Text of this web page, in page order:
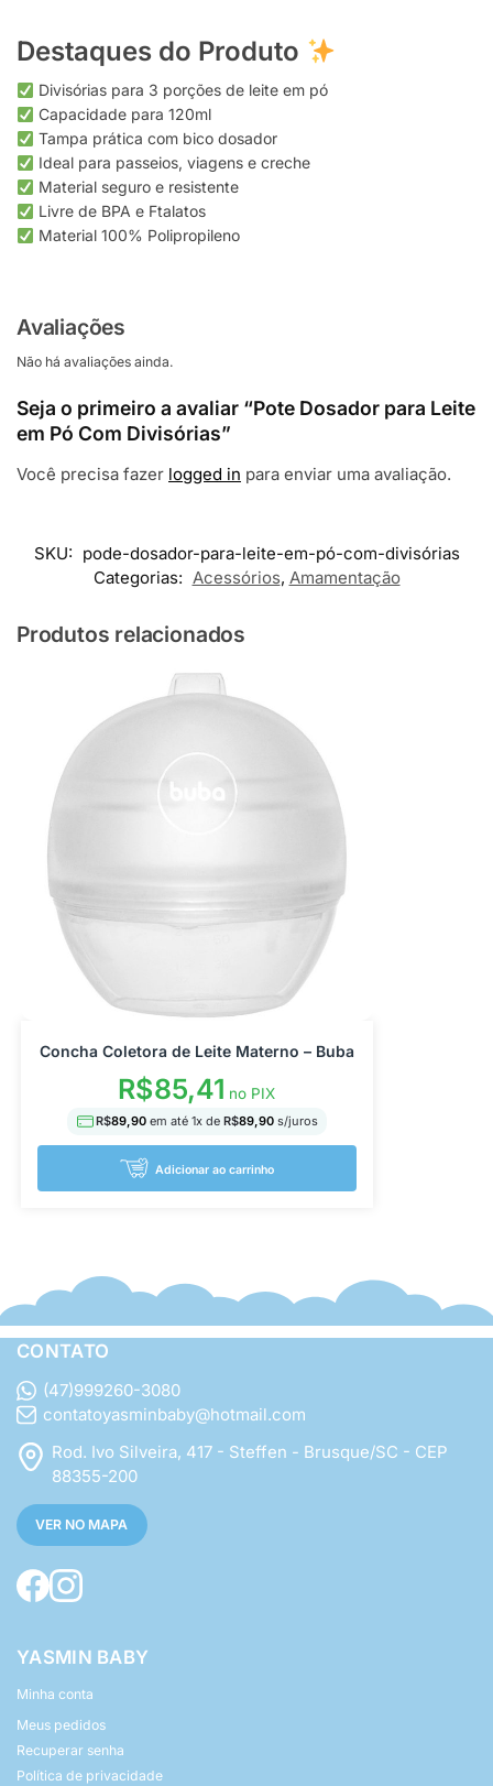
Destaques do Produto
Divisórias para 3 porções de leite em pó
Capacidade para 120ml
Tampa prática com bico dosador
Ideal para passeios, viagens e creche
Material seguro e resistente
Livre de BPA e Ftalatos
Material 100% Polipropileno
Avaliações
Não há avaliações ainda.
Seja o primeiro a avaliar “Pote Dosador para Leite
em Pó Com Divisórias”
Você precisa fazer logged in para enviar uma avaliação.
SKU: pode-dosador-para-leite-em-pó-com-divisórias
Categorias: Acessórios, Amamentação
Produtos relacionados
Concha Coletora de Leite Materno – Buba
R$85,41 no PIX
R$89,90 em até 1x de R$89,90s/juros
Adicionar ao carrinho
CONTATO
(47)999260-3080
contatoyasminbaby@hotmail.com
Rod. Ivo Silveira, 417 - Steffen - Brusque/SC - CEP
88355-200
VER NO MAPA
YASMIN BABY
Minha conta
Meus pedidos
Recuperar senha
Política de privacidade